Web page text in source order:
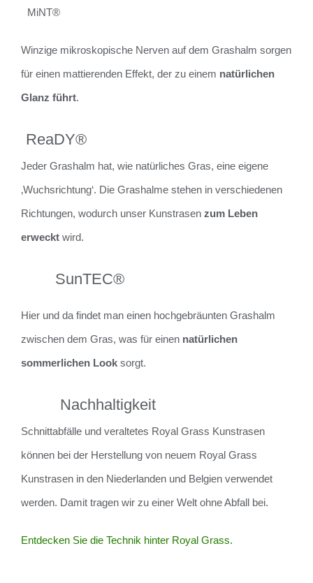
MiNT®
Winzige mikroskopische Nerven auf dem Grashalm sorgen
für einen mattierenden Effekt, der zu einem natürlichen
Glanz führt.
ReaDY®
Jeder Grashalm hat, wie natürliches Gras, eine eigene
‚Wuchsrichtung‘. Die Grashalme stehen in verschiedenen
Richtungen, wodurch unser Kunstrasen zum Leben
erwecktwird.
SunTEC®
Hier und da findet man einen hochgebräunten Grashalm
zwischen dem Gras, was für einen natürlichen
sommerlichen Looksorgt.
Nachhaltigkeit
Schnittabfälle und veraltetes Royal Grass Kunstrasen
können bei der Herstellung von neuem Royal Grass
Kunstrasen in den Niederlanden und Belgien verwendet
werden. Damit tragen wir zu einer Welt ohne Abfall bei.
Entdecken Sie die Technik hinter Royal Grass.